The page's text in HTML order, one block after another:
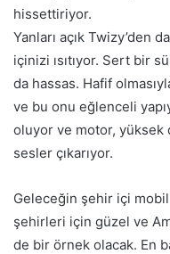
hissettiriyor.
Yanları açık Twizy’den
içinizi ısıtıyor. Sert bir
da hassas. Hafif
ve bu onu eğlenceli
oluyor ve motor,
sesler çıkarıyor.
Geleceğin şehir içi
şehirleri için güzel ve
de bir örnek olacak. En